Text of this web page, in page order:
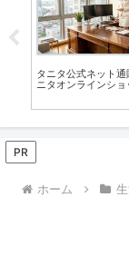
タニタ公式ネット通
ニタオンラインショ
PR
ホーム